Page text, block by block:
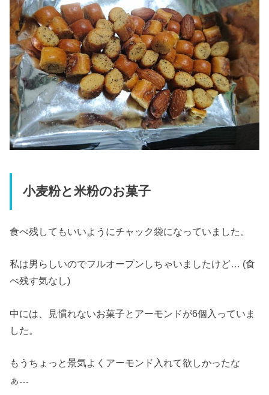
小麦粉と米粉のお菓子
食べ残してもいいようにチャック袋になっていました。
私は男らしいのでフルオープンしちゃいましたけど… (食
べ残す気なし)
中には、見慣れないお菓子とアーモンドが6個入っていま
した。
もうちょっと景気よくアーモンド入れて欲しかったな
ぁ…